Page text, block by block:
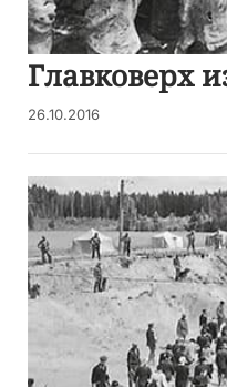
Главковерх
26.10.2016